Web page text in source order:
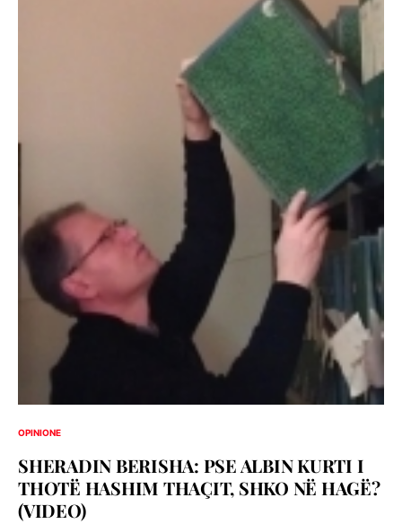
OPINIONE
SHERADIN BERISHA: PSE ALBIN KURTI I
THOTË HASHIM THAÇIT, SHKO NË HAGË?
(VIDEO)